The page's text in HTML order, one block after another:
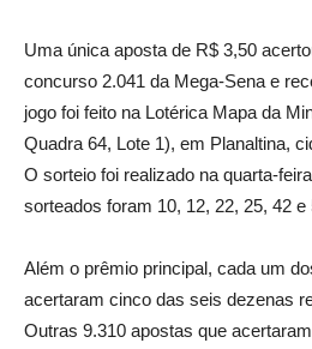
Uma única aposta de R$ 3,50
concurso 2.041 da Mega-Sena e
jogo foi feito na Lotérica Mapa da
Quadra 64, Lote 1), em Planaltina,
O sorteio foi realizado na quarta-
sorteados foram 10, 12, 22, 25, 42 e
Além o prêmio principal, cada um
acertaram cinco das seis dezenas
Outras 9.310 apostas que